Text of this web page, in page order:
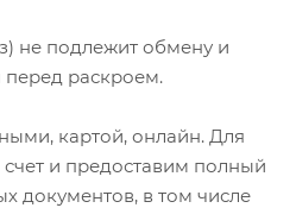
не подлежит обмену и
перед раскроем.
картой, онлайн. Для
и предоставим полный
документов, в том числе